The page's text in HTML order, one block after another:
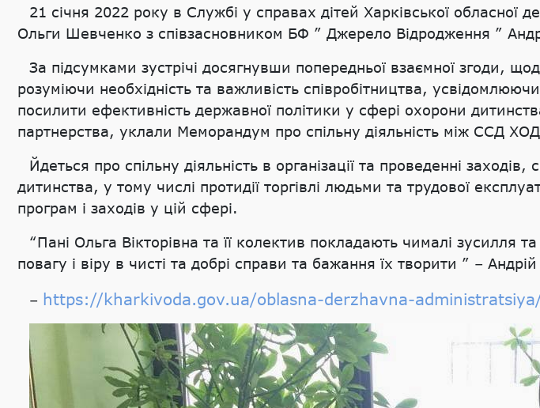
21 січня 2022 року в Службі у справах дітей Харківської обласної
Ольги Шевченко з співзасновником БФ ” Джерело Відродження ”
За підсумками зустрічі досягнувши попередньої взаємної згоди,
розуміючи необхідність та важливість співробітництва,
посилити ефективність державної політики у сфері охорони
партнерства, уклали Меморандум про спільну діяльність між ССД
Йдеться про спільну діяльність в організації та проведенні
дитинства, у тому числі протидії торгівлі людьми та трудової
програм і заходів у цій сфері.
“Пані Ольга Вікторівна та її колектив покладають чималі
повагу і віру в чисті та добрі справи та бажання їх творити ” –
– https://kharkivoda.gov.ua/oblasna-derzhavna-